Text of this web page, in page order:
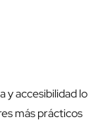
y accesibilidad lo
más prácticos